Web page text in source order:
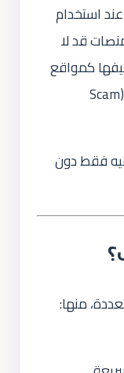
استخدام
قد لا
كمواقع
تحتاج إلى تقييم إضافي من ناحية الأمان (Scam
فقط دون
منها: